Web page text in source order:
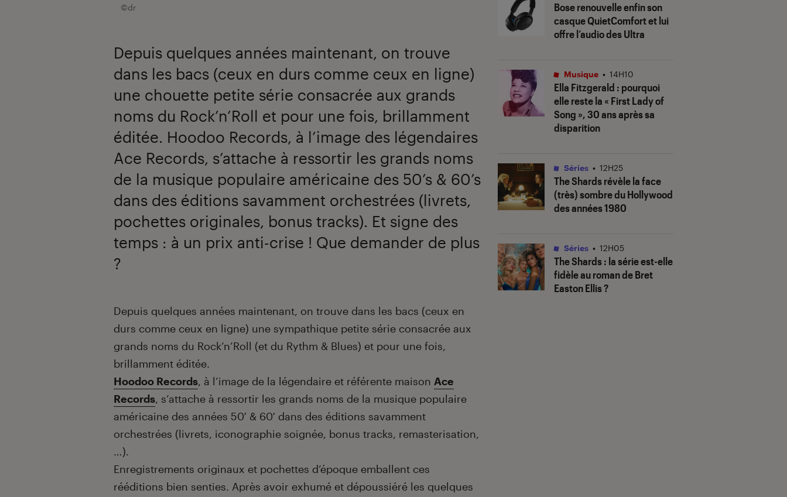
©dr
Depuis quelques années maintenant, on trouve
dans les bacs (ceux en durs comme ceux en ligne)
une chouette petite série consacrée aux grands
noms du Rock’n’Roll et pour une fois, brillamment
éditée. Hoodoo Records, à l’image des légendaires
Ace Records, s’attache à ressortir les grands noms
de la musique populaire américaine des 50’s & 60’s
dans des éditions savamment orchestrées (livrets,
pochettes originales, bonus tracks). Et signe des
temps : à un prix anti-crise ! Que demander de plus
?
Introduction
Depuis quelques années maintenant, on trouve dans les bacs (ceux en
durs comme ceux en ligne) une sympathique petite série consacrée aux
grands noms du Rock’n’Roll (et du Rythm & Blues) et pour une fois,
brillamment éditée.
Hoodoo Records, à l’image de la légendaire et référente maison Ace
Records, s’attache à ressortir les grands noms de la musique populaire
américaine des années 50′ & 60′ dans des éditions savamment
orchestrées (livrets, iconographie soignée, bonus tracks, remasterisation,
…).
Enregistrements originaux et pochettes d’époque emballent ces
rééditions bien senties. Après avoir exhumé et dépoussiéré les quelques
Bose renouvelle enfin son
casque QuietComfort et lui
offre l’audio des Ultra
Ella Fitzgerald : pourquoi
elle reste la « First Lady of
Song », 30 ans après sa
disparition
Musique • 14H10
The Shardsrévèle la face
(très) sombre du Hollywood
des années 1980
Séries • 12H25
The Shards: la série est-elle
fidèle au roman de Bret
Easton Ellis ?
Séries • 12H05